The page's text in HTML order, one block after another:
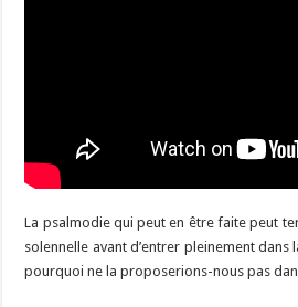
La psalmodie qui peut en être faite peut
solennelle avant d’entrer pleinement dans
pourquoi ne la proposerions-nous pas